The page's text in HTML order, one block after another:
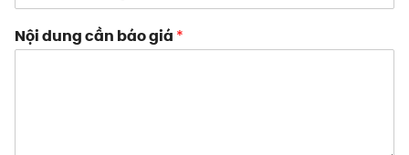
Nội dung cần báo giá *